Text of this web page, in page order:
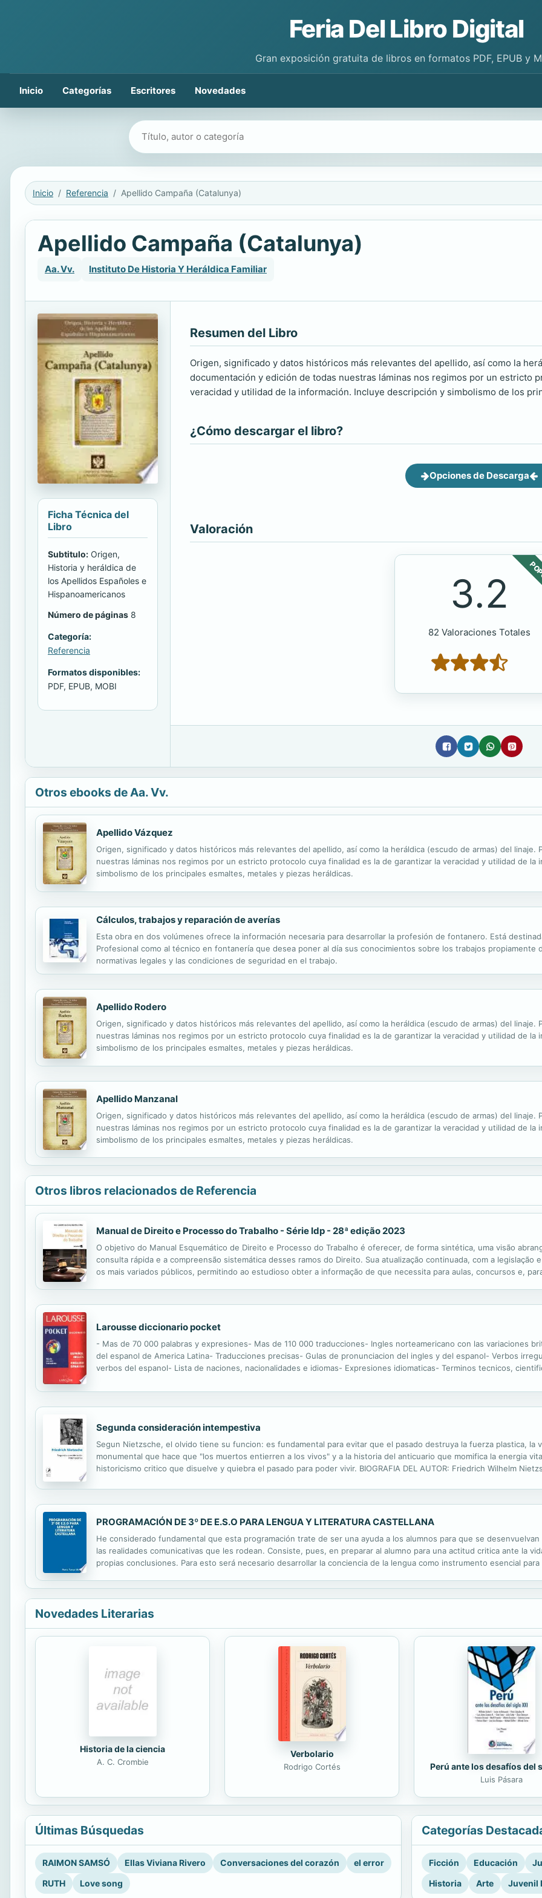
Feria Del Libro Digital
Gran exposición gratuita de libros en formatos PDF, EPUB y
Inicio Categorías Escritores Novedades
Buscar libros
Inicio Referencia Apellido Campaña (Catalunya)
Apellido Campaña (Catalunya)
Aa. Vv. Instituto De Historia Y Heráldica Familiar
Ficha Técnica del
Libro
Subtitulo: Origen,
Historia y heráldica de
los Apellidos Españoles e
Hispanoamericanos
Número de páginas 8
Categoría:
Referencia
Formatos disponibles:
PDF, EPUB, MOBI
Resumen del Libro
Origen, significado y datos históricos más relevantes del apellido, así como la
documentación y edición de todas nuestras láminas nos regimos por un estricto
veracidad y utilidad de la información. Incluye descripción y simbolismo de los
¿Cómo descargar el libro?
Opciones de Descarga
Valoración
3.2
82 Valoraciones Totales
Otros ebooks de Aa. Vv.
Apellido Vázquez
Origen, significado y datos históricos más relevantes del apellido, así como la heráldica (escudo de armas) del linaje.
nuestras láminas nos regimos por un estricto protocolo cuya finalidad es la de garantizar la veracidad y utilidad de la
simbolismo de los principales esmaltes, metales y piezas heráldicas.
Cálculos, trabajos y reparación de averías
Esta obra en dos volúmenes ofrece la información necesaria para desarrollar la profesión de fontanero. Está
Profesional como al técnico en fontanería que desea poner al día sus conocimientos sobre los trabajos
normativas legales y las condiciones de seguridad en el trabajo.
Apellido Rodero
Origen, significado y datos históricos más relevantes del apellido, así como la heráldica (escudo de armas) del linaje.
nuestras láminas nos regimos por un estricto protocolo cuya finalidad es la de garantizar la veracidad y utilidad de la
simbolismo de los principales esmaltes, metales y piezas heráldicas.
Apellido Manzanal
Origen, significado y datos históricos más relevantes del apellido, así como la heráldica (escudo de armas) del linaje.
nuestras láminas nos regimos por un estricto protocolo cuya finalidad es la de garantizar la veracidad y utilidad de la
simbolismo de los principales esmaltes, metales y piezas heráldicas.
Otros libros relacionados de Referencia
Manual de Direito e Processo do Trabalho - Série Idp - 28ª edição 2023
O objetivo do Manual Esquemático de Direito e Processo do Trabalho é oferecer, de forma sintética, uma visão
consulta rápida e a compreensão sistemática desses ramos do Direito. Sua atualização continuada, com a legislação
os mais variados públicos, permitindo ao estudioso obter a informação de que necessita para aulas, concursos e,
Larousse diccionario pocket
- Mas de 70 000 palabras y expresiones- Mas de 110 000 traducciones- Ingles norteamericano con las variaciones
del espanol de America Latina- Traducciones precisas- Gulas de pronunciacion del ingles y del espanol- Verbos
verbos del espanol- Lista de naciones, nacionalidades e idiomas- Expresiones idiomaticas- Terminos tecnicos,
Segunda consideración intempestiva
Segun Nietzsche, el olvido tiene su funcion: es fundamental para evitar que el pasado destruya la fuerza plastica, la
monumental que hace que "los muertos entierren a los vivos" y a la historia del anticuario que momifica la energia
historicismo critico que disuelve y quiebra el pasado para poder vivir. BIOGRAFIA DEL AUTOR: Friedrich Wilhelm
PROGRAMACIÓN DE 3º DE E.S.O PARA LENGUA Y LITERATURA CASTELLANA
He considerado fundamental que esta programación trate de ser una ayuda a los alumnos para que se
las realidades comunicativas que les rodean. Consiste, pues, en preparar al alumno para una actitud critica ante la
propias conclusiones. Para esto será necesario desarrollar la conciencia de la lengua como instrumento esencial
Novedades Literarias
Historia de la ciencia
A. C. Crombie
Verbolario
Rodrigo Cortés Perú ante los desafíos del
Luis Pásara
Últimas Búsquedas
RAIMON SAMSÓ Ellas Viviana Rivero Conversaciones del corazón
el error
RUTH
Love song
Categorías
Ficción Educación
Historia
Arte Juvenil